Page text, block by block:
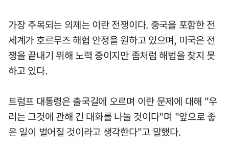
가장 주목되는 의제는 이란 전쟁이다. 중국을 포함한 전
세계가 호르무즈 해협 안정을 원하고 있으며, 미국은 전
쟁을 끝내기 위해 노력 중이지만 좀처럼 해법을 찾지 못
하고 있다.
트럼프 대통령은 출국길에 오르며 이란 문제에 대해 "우
리는 그것에 관해 긴 대화를 나눌 것이다"며 "앞으로 좋
은 일이 벌어질 것이라고 생각한다"고 말했다.